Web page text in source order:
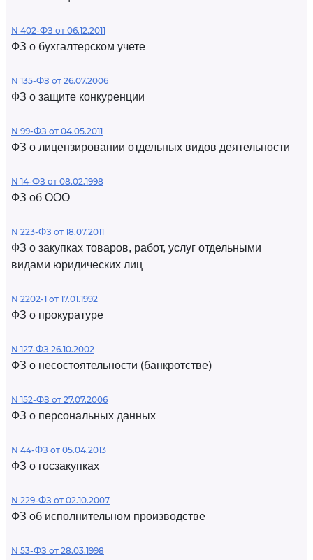
N 402-ФЗ от 06.12.2011
ФЗ о бухгалтерском учете
N 135-ФЗ от 26.07.2006
ФЗ о защите конкуренции
N 99-ФЗ от 04.05.2011
ФЗ о лицензировании отдельных видов деятельности
N 14-ФЗ от 08.02.1998
ФЗ об ООО
N 223-ФЗ от 18.07.2011
ФЗ о закупках товаров, работ, услуг отдельными
видами юридических лиц
N 2202-1 от 17.01.1992
ФЗ о прокуратуре
N 127-ФЗ 26.10.2002
ФЗ о несостоятельности (банкротстве)
N 152-ФЗ от 27.07.2006
ФЗ о персональных данных
N 44-ФЗ от 05.04.2013
ФЗ о госзакупках
N 229-ФЗ от 02.10.2007
ФЗ об исполнительном производстве
N 53-ФЗ от 28.03.1998